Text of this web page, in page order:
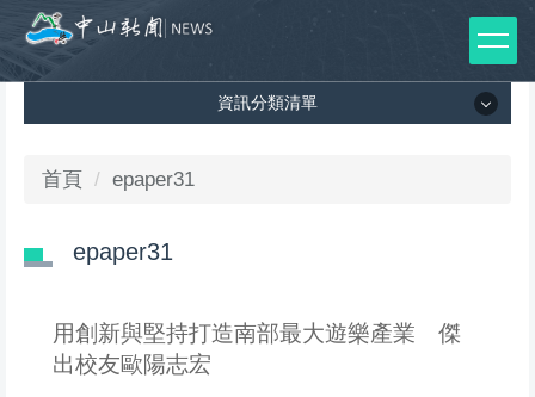
到
主
資訊分類清單
資訊分類清單
影音專區
出版品
首頁 epaper31
epaper31
用創新與堅持打造南部最大遊樂產業 傑
出校友歐陽志宏